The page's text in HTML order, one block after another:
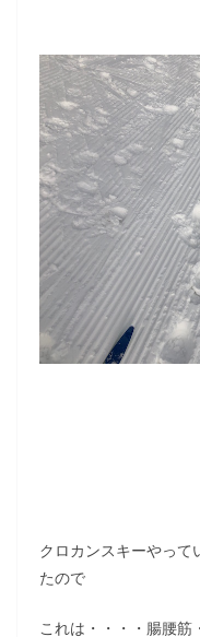
クロカンスキーやって
たので
これは・・・・腸腰筋